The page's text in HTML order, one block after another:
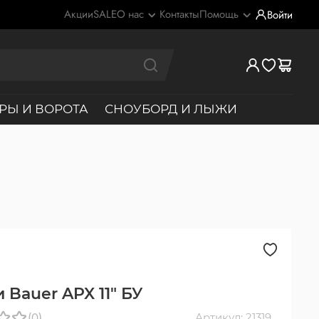
АкцииSALEО нас КонтактыПомощь Войти
И ВОРОТА СНОУБОРД И ЛЫЖИ
APX 11" БУ